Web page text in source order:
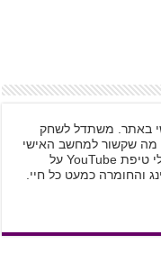
ראשי באתר. משתדל לשחק
מה שקשור למחשב האישי
ול-Nintendo. לא יכול בלי טיפת YouTube על
והחומרה כמעט כל חיי.